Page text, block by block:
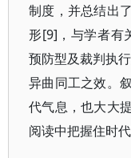
制度，并总结出
形[9]，与学者有
预防型及裁判执
异曲同工之效。
代气息，也大大
阅读中把握住时代